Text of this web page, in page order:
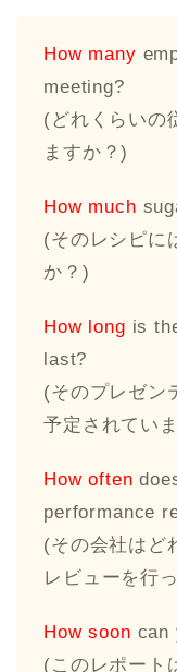
How many
meeting?
(どれくらいの
ますか？)
How much
(そのレシピに
か？)
How long is
last?
(そのプレゼン
予定されてい
How often
performance
(その会社はど
レビューを行
How soon can
(このレポート